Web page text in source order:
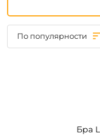
По популярности
Бра